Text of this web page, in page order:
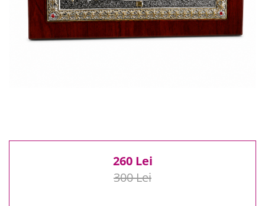
200 Lei - 300 Lei
300 Lei - 500 Lei
500 Lei - 1000 Lei
260 Lei
300 Lei